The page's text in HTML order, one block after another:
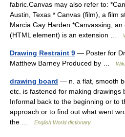
fabric.Canvas may also refer to:
Austin, Texas * Canvas (film), a film
Marcia Gay Harden *Canvassing,
(HTML element) is an extension …
Drawing Restraint 9 — Poster for
Matthew Barney Produced by …
drawing board — n. a flat, smooth
etc. is fastened for making drawings
Informal back to the beginning or to
approach or to find out what went
the …
English World dictionary